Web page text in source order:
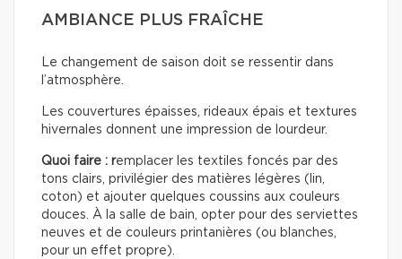
AMBIANCE PLUS FRAÎCHE
Le changement de saison doit se ressentir dans
l’atmosphère.
Les couvertures épaisses, rideaux épais et textures
hivernales donnent une impression de lourdeur.
Quoi faire : remplacer les textiles foncés par des
tons clairs, privilégier des matières légères (lin,
coton) et ajouter quelques coussins aux couleurs
douces. À la salle de bain, opter pour des serviettes
neuves et de couleurs printanières (ou blanches,
pour un effet propre).